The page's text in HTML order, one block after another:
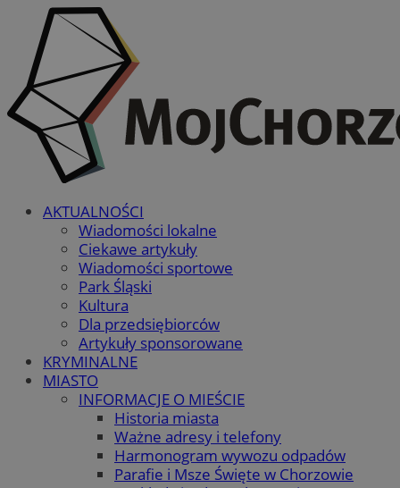
AKTUALNOŚCI
Wiadomości lokalne
Ciekawe artykuły
Wiadomości sportowe
Park Śląski
Kultura
Dla przedsiębiorców
Artykuły sponsorowane
KRYMINALNE
MIASTO
INFORMACJE O MIEŚCIE
Historia miasta
Ważne adresy i telefony
Harmonogram wywozu odpadów
Parafie i Msze Święte w Chorzowie